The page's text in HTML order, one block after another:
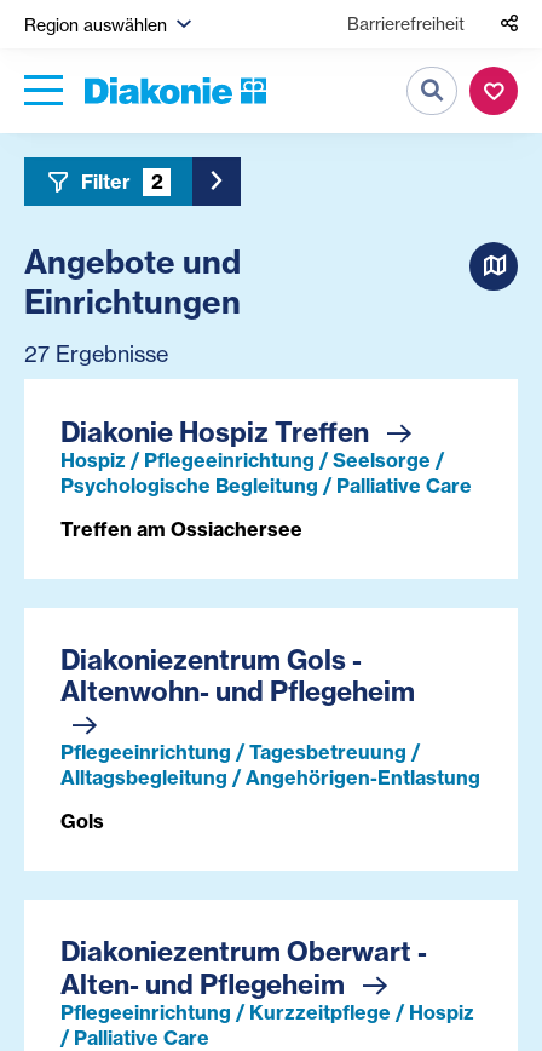
Region auswählen Barrierefreiheit
Suche
Filter 2 Toggle Sidebar Filter
Angebote und
Einrichtungen
27 Ergebnisse
Diakonie Hospiz Treffen
Hospiz / Pflegeeinrichtung / Seelsorge /
Psychologische Begleitung / Palliative Care
Treffen am Ossiachersee
Diakoniezentrum Gols -
Altenwohn- und Pflegeheim
Pflegeeinrichtung / Tagesbetreuung /
Alltagsbegleitung / Angehörigen-Entlastung
Gols
Diakoniezentrum Oberwart -
Alten- und Pflegeheim
Pflegeeinrichtung / Kurzzeitpflege / Hospiz
/ Palliative Care